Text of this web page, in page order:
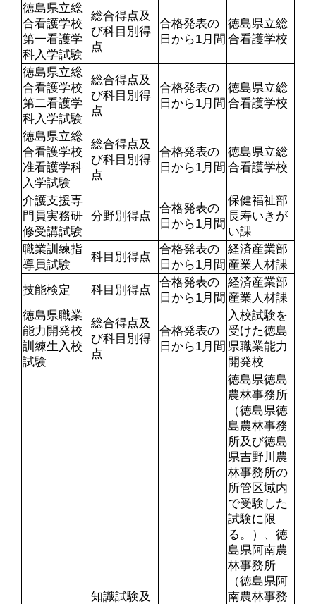
徳島県立総
合看護学校
第一看護学
科入学試験
総合得点及
び科目別得
点
合格発表の
日から1月間
徳島県立総
合看護学校
徳島県立総
合看護学校
第二看護学
科入学試験
総合得点及
び科目別得
点
合格発表の
日から1月間
徳島県立総
合看護学校
徳島県立総
合看護学校
准看護学科
入学試験
総合得点及
び科目別得
点
合格発表の
日から1月間
徳島県立総
合看護学校
介護支援専
門員実務研
修受講試験
分野別得点
合格発表の
日から1月間
保健福祉部
長寿いきが
い課
職業訓練指
導員試験
科目別得点
合格発表の
日から1月間
経済産業部
産業人材課
技能検定
科目別得点
合格発表の
日から1月間
経済産業部
産業人材課
徳島県職業
能力開発校
訓練生入校
試験
総合得点及
び科目別得
点
合格発表の
日から1月間
入校試験を
受けた徳島
県職業能力
開発校
知識試験及
徳島県徳島
農林事務所
（徳島県徳
島農林事務
所及び徳島
県吉野川農
林事務所の
所管区域内
で受験した
試験に限
る。）、徳
島県阿南農
林事務所
（徳島県阿
南農林事務